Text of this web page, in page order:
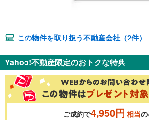
この物件を取り扱う不動産会社（2件）
Yahoo!不動産限定のおトクな特典
ご成約で4,950円 相当の